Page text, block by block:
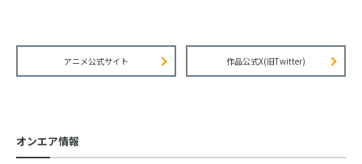
アニメ公式サイト 作品公式X(旧Twitter)
オンエア情報